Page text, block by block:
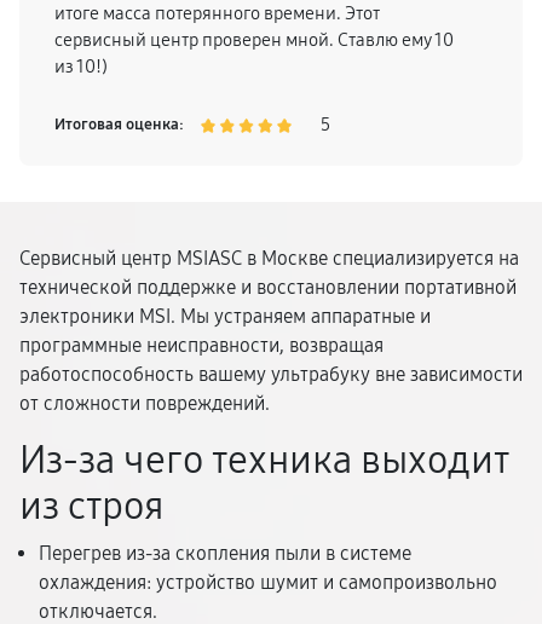
итоге масса потерянного времени. Этот
сервисный центр проверен мной. Ставлю ему 10
из 10!)
Итоговая оценка: 5
Сервисный центр MSIASC в Москве специализируется на
технической поддержке и восстановлении портативной
электроники MSI. Мы устраняем аппаратные и
программные неисправности, возвращая
работоспособность вашему ультрабуку вне зависимости
от сложности повреждений.
Из-за чего техника выходит
из строя
Перегрев из-за скопления пыли в системе
охлаждения: устройство шумит и самопроизвольно
отключается.